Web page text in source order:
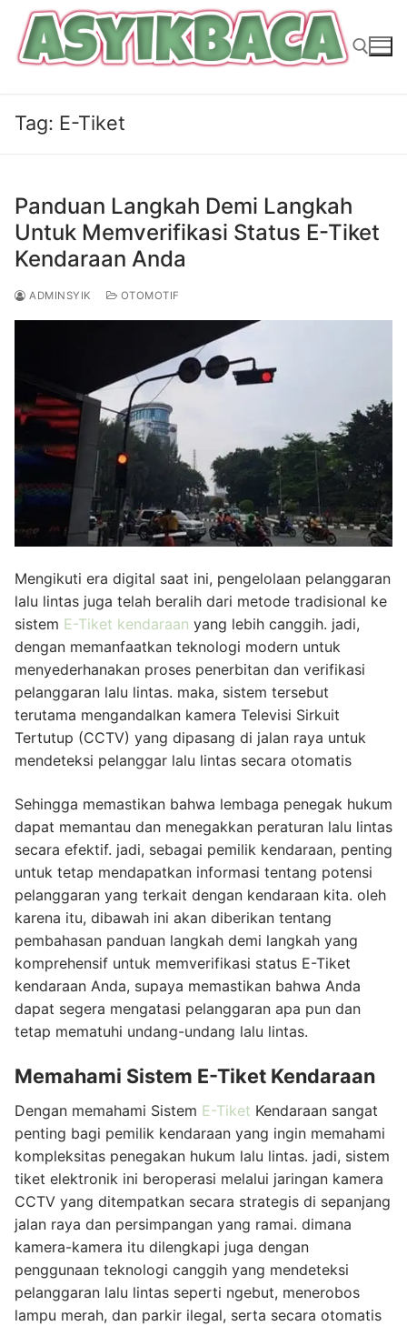
Lompat
konten
Tag: E-Tiket
Panduan Langkah Demi Langkah
Untuk Memverifikasi Status E-Tiket
Kendaraan Anda
ADMINSYIK OTOMOTIF
Mengikuti era digital saat ini, pengelolaan pelanggaran
lalu lintas juga telah beralih dari metode tradisional ke
sistem E-Tiket kendaraan yang lebih canggih. jadi,
dengan memanfaatkan teknologi modern untuk
menyederhanakan proses penerbitan dan verifikasi
pelanggaran lalu lintas. maka, sistem tersebut
terutama mengandalkan kamera Televisi Sirkuit
Tertutup (CCTV) yang dipasang di jalan raya untuk
mendeteksi pelanggar lalu lintas secara otomatis
Sehingga memastikan bahwa lembaga penegak hukum
dapat memantau dan menegakkan peraturan lalu lintas
secara efektif. jadi, sebagai pemilik kendaraan, penting
untuk tetap mendapatkan informasi tentang potensi
pelanggaran yang terkait dengan kendaraan kita. oleh
karena itu, dibawah ini akan diberikan tentang
pembahasan panduan langkah demi langkah yang
komprehensif untuk memverifikasi status E-Tiket
kendaraan Anda, supaya memastikan bahwa Anda
dapat segera mengatasi pelanggaran apa pun dan
tetap mematuhi undang-undang lalu lintas.
Memahami Sistem E-Tiket Kendaraan
Dengan memahami Sistem E-Tiket Kendaraan sangat
penting bagi pemilik kendaraan yang ingin memahami
kompleksitas penegakan hukum lalu lintas. jadi, sistem
tiket elektronik ini beroperasi melalui jaringan kamera
CCTV yang ditempatkan secara strategis di sepanjang
jalan raya dan persimpangan yang ramai. dimana
kamera-kamera itu dilengkapi juga dengan
penggunaan teknologi canggih yang mendeteksi
pelanggaran lalu lintas seperti ngebut, menerobos
lampu merah, dan parkir ilegal, serta secara otomatis